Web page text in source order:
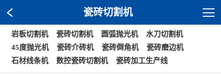
瓷砖切割机
岩板切割机 瓷砖切割机 圆弧抛光机
水刀切割机
45度抛光机
瓷砖介砖机 瓷砖倒角机
瓷砖磨边机
石材线条机
数控瓷砖切割机 瓷砖加工生产线